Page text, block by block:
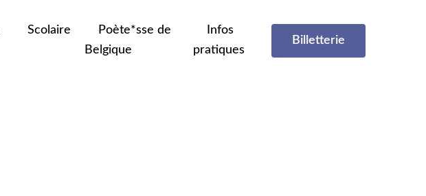
Scolaire
Poète*sse de
Belgique
Infos
pratiques
Billetterie